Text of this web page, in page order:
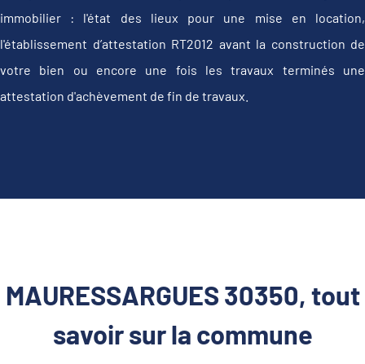
immobilier : l'état des lieux pour une mise en location,
l'établissement d’attestation RT2012 avant la construction de
votre bien ou encore une fois les travaux terminés une
attestation d'achèvement de fin de travaux.
MAURESSARGUES 30350, tout
savoir sur la commune